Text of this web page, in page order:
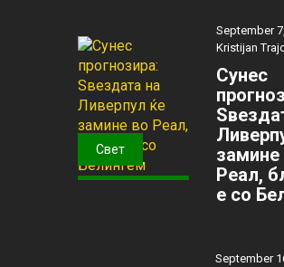
Свет
September
Kristijan
Сунес
замине
Реал,
е со
September